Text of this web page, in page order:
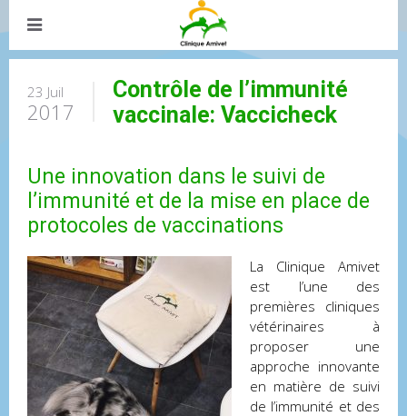
23 Juil
2017
Contrôle de l’immunité
vaccinale: Vaccicheck
Une innovation dans le suivi de
l’immunité et de la mise en place de
protocoles de vaccinations
La Clinique Amivet
est l’une des
premières cliniques
vétérinaires à
proposer une
approche innovante
en matière de suivi
de l’immunité et des